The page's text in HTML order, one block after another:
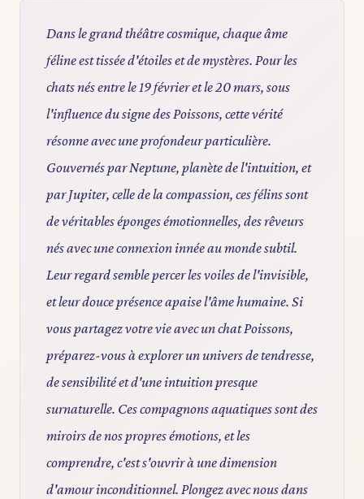
Dans le grand théâtre cosmique, chaque âme
féline est tissée d'étoiles et de mystères. Pour les
chats nés entre le 19 février et le 20 mars, sous
l'influence du signe des Poissons, cette vérité
résonne avec une profondeur particulière.
Gouvernés par Neptune, planète de l'intuition, et
par Jupiter, celle de la compassion, ces félins sont
de véritables éponges émotionnelles, des rêveurs
nés avec une connexion innée au monde subtil.
Leur regard semble percer les voiles de l'invisible,
et leur douce présence apaise l'âme humaine. Si
vous partagez votre vie avec un chat Poissons,
préparez-vous à explorer un univers de tendresse,
de sensibilité et d'une intuition presque
surnaturelle. Ces compagnons aquatiques sont des
miroirs de nos propres émotions, et les
comprendre, c'est s'ouvrir à une dimension
d'amour inconditionnel. Plongez avec nous dans